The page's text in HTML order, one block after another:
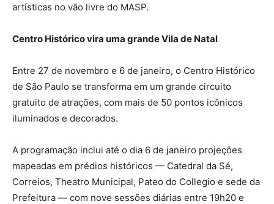
artísticas no vão livre do MASP.
Centro Histórico vira uma grande Vila de Natal
Entre 27 de novembro e 6 de janeiro, o Centro Histórico
de São Paulo se transforma em um grande circuito
gratuito de atrações, com mais de 50 pontos icônicos
iluminados e decorados.
A programação inclui até o dia 6 de janeiro projeções
mapeadas em prédios históricos — Catedral da Sé,
Correios, Theatro Municipal, Pateo do Collegio e sede da
Prefeitura — com nove sessões diárias entre 19h20 e